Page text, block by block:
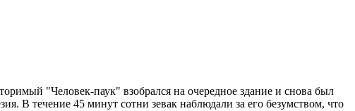
"Человек-паук" взобрался на очередное здание и снова был
В течение 45 минут сотни зевак наблюдали за его безумством, что